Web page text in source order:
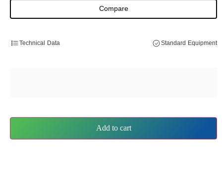
Compare
Technical Data Standard Equipment
Add to cart